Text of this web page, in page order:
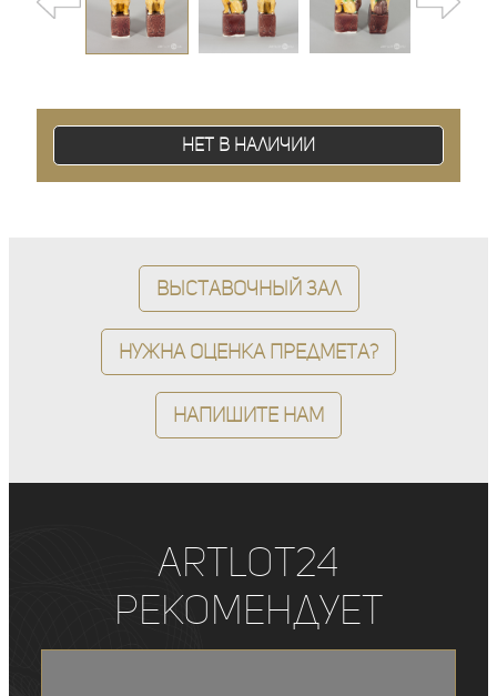
Нет в наличии
Выставочный зал
Нужна оценка предмета?
Напишите нам
ArtLot24
рекомендует